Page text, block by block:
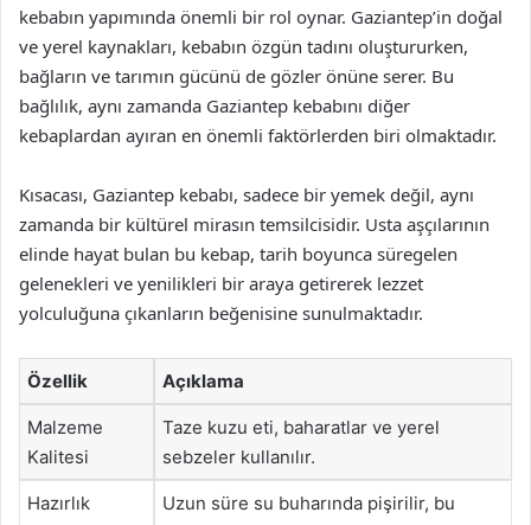
kebabın yapımında önemli bir rol oynar. Gaziantep’in doğal
ve yerel kaynakları, kebabın özgün tadını oluştururken,
bağların ve tarımın gücünü de gözler önüne serer. Bu
bağlılık, aynı zamanda Gaziantep kebabını diğer
kebaplardan ayıran en önemli faktörlerden biri olmaktadır.
Kısacası, Gaziantep kebabı, sadece bir yemek değil, aynı
zamanda bir kültürel mirasın temsilcisidir. Usta aşçılarının
elinde hayat bulan bu kebap, tarih boyunca süregelen
gelenekleri ve yenilikleri bir araya getirerek lezzet
yolculuğuna çıkanların beğenisine sunulmaktadır.
Özellik Açıklama
Malzeme
Kalitesi
Taze kuzu eti, baharatlar ve yerel
sebzeler kullanılır.
Hazırlık
Uzun süre su buharında pişirilir, bu